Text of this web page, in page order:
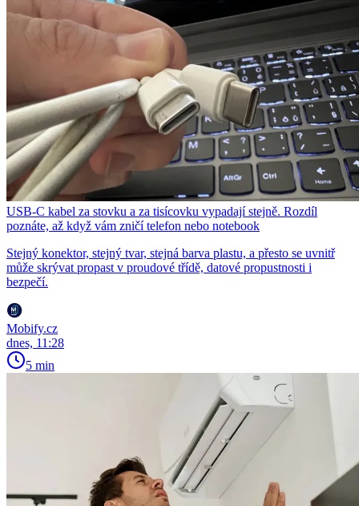
USB-C kabel za stovku a za tisícovku vypadají stejně. Rozdíl
poznáte, až když vám zničí telefon nebo notebook
Stejný konektor, stejný tvar, stejná barva plastu, a přesto se uvnitř
může skrývat propast v proudové třídě, datové propustnosti i
bezpečí.
Mobify.cz
dnes, 11:28
5 min